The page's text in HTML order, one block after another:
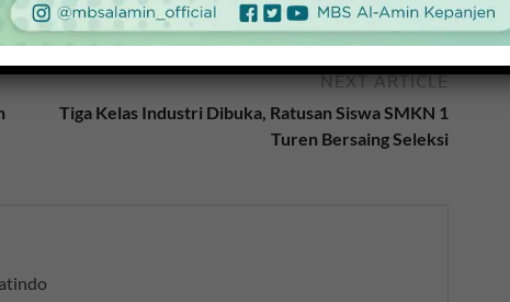
NEXT ARTICLE
Tiga Kelas Industri Dibuka, Ratusan Siswa SMKN 1
Turen Bersaing Seleksi